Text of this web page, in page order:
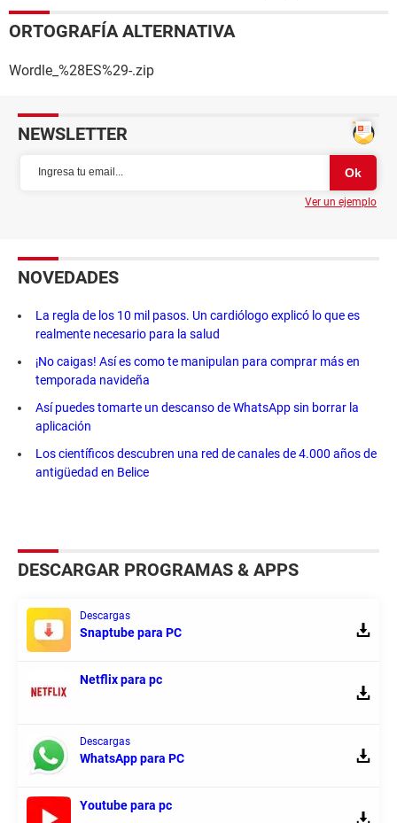
ORTOGRAFÍA ALTERNATIVA
Wordle_%28ES%29-.zip
NEWSLETTER
Ver un ejemplo
NOVEDADES
La regla de los 10 mil pasos. Un cardiólogo explicó lo que es
realmente necesario para la salud
¡No caigas! Así es como te manipulan para comprar más en
temporada navideña
Así puedes tomarte un descanso de WhatsApp sin borrar la
aplicación
Los científicos descubren una red de canales de 4.000 años de
antigüedad en Belice
DESCARGAR PROGRAMAS & APPS
Descargas
Snaptube para PC
Netflix para pc
Descargas
WhatsApp para PC
Youtube para pc